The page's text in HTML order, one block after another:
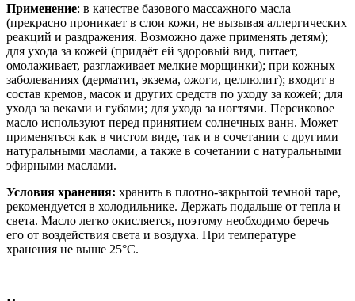
Применение: в качестве базового массажного масла
(прекрасно проникает в слои кожи, не вызывая аллергических
реакций и раздражения. Возможно даже применять детям);
для ухода за кожей (придаёт ей здоровый вид, питает,
омолаживает, разглаживает мелкие морщинки); при кожных
заболеваниях (дерматит, экзема, ожоги, целлюлит); входит в
состав кремов, масок и других средств по уходу за кожей; для
ухода за веками и губами; для ухода за ногтями. Персиковое
масло используют перед принятием солнечных ванн. Может
применяться как в чистом виде, так и в сочетании с другими
натуральными маслами, а также в сочетании с натуральными
эфирными маслами.
Условия хранения: хранить в плотно-закрытой темной таре,
рекомендуется в холодильнике. Держать подальше от тепла и
света. Масло легко окисляется, поэтому необходимо беречь
его от воздействия света и воздуха. При температуре
хранения не выше 25°С.